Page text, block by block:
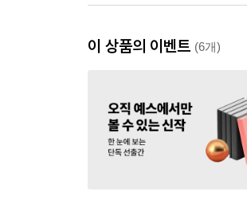
이 상품의 이벤트 (6개)